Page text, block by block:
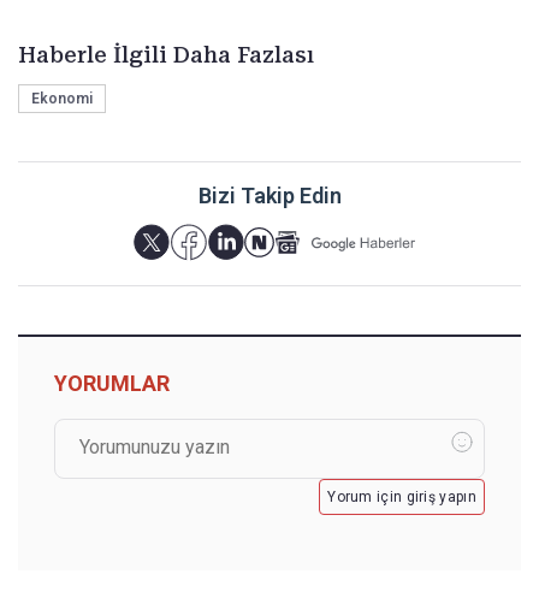
Haberle İlgili Daha Fazlası
Ekonomi
Bizi Takip Edin
YORUMLAR
Yorum için giriş yapın